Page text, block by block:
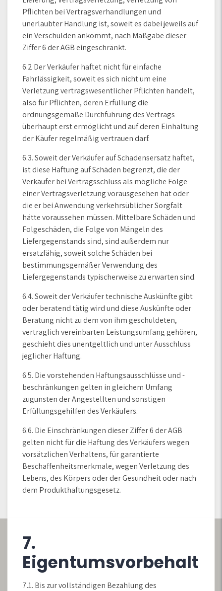
Pflichten bei Vertragsverhandlungen und
unerlaubter Handlung ist, soweit es dabei jeweils auf
ein Verschulden ankommt, nach Maßgabe dieser
Ziffer 6 der AGB eingeschränkt.
6.2 Der Verkäufer haftet nicht für einfache
Fahrlässigkeit, soweit es sich nicht um eine
Verletzung vertragswesentlicher Pflichten handelt,
also für Pflichten, deren Erfüllung die
ordnungsgemäße Durchführung des Vertrags
überhaupt erst ermöglicht und auf deren Einhaltung
der Käufer regelmäßig vertrauen darf.
6.3. Soweit der Verkäufer auf Schadensersatz haftet,
ist diese Haftung auf Schäden begrenzt, die der
Verkäufer bei Vertragsschluss als mögliche Folge
einer Vertragsverletzung vorausgesehen hat oder
die er bei Anwendung verkehrsüblicher Sorgfalt
hätte voraussehen müssen. Mittelbare Schäden und
Folgeschäden, die Folge von Mängeln des
Liefergegenstands sind, sind außerdem nur
ersatzfähig, soweit solche Schäden bei
bestimmungsgemäßer Verwendung des
Liefergegenstands typischerweise zu erwarten sind.
6.4. Soweit der Verkäufer technische Auskünfte gibt
oder beratend tätig wird und diese Auskünfte oder
Beratung nicht zu dem von ihm geschuldeten,
vertraglich vereinbarten Leistungsumfang gehören,
geschieht dies unentgeltlich und unter Ausschluss
jeglicher Haftung.
6.5. Die vorstehenden Haftungsausschlüsse und -
beschränkungen gelten in gleichem Umfang
zugunsten der Angestellten und sonstigen
Erfüllungsgehilfen des Verkäufers.
6.6. Die Einschränkungen dieser Ziffer 6 der AGB
gelten nicht für die Haftung des Verkäufers wegen
vorsätzlichen Verhaltens, für garantierte
Beschaffenheitsmerkmale, wegen Verletzung des
Lebens, des Körpers oder der Gesundheit oder nach
dem Produkthaftungsgesetz.
7.
Eigentumsvorbehalt
7.1. Bis zur vollständigen Bezahlung des